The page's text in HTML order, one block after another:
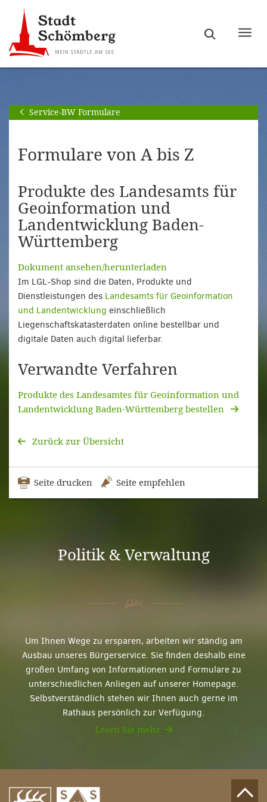
Hauptnavigation
springen
[Alt]+
Seiteninhalt
springen
[Alt]+
Service-BW Formulare
Formulare von A bis Z
Produkte des Landesamts für
Geoinformation und
Landentwicklung Baden-
Württemberg
Dokument ansehen/herunterladen
Im LGL-Shop sind die Daten, Produkte und
Dienstleistungen des Landesamts für Geoinformation
und Landentwicklung einschließlich
Liegenschaftskatasterdaten online bestellbar und
digitale Daten auch digital lieferbar.
Verwandte Verfahren
Produkte des Landesamtes für Geoinformation und
Landentwicklung Baden-Württemberg bestellen
Zurück zur Übersicht
Seite drucken Seite empfehlen
Politik & Verwaltung
Um Ihnen Wege zu ersparen, arbeiten wir ständig am
Ausbau unseres Bürgerservice. Sie finden deshalb eine
großen Umfang von Informationen und Formulare zu
unterschiedlichen Anliegen auf unserer Homepage.
Selbstverständlich stehen wir Ihnen auch gerne im
Rathaus persönlich zur Verfügung.
Lesen Sie mehr